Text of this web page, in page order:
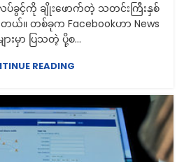
ကို ချိုးဖောက်တဲ့ သတင်းကြီးနှစ်
ယ်။ တစ်ခုက Facebookဟာ News
ားမှာ ပြသတဲ့ ပို့စ...
READING